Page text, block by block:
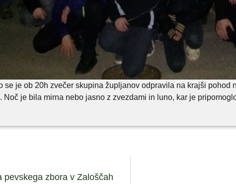
se je ob 20h zvečer skupina župljanov odpravila na krajši pohod
Noč je bila mirna nebo jasno z zvezdami in luno, kar je
pevskega zbora v Zaloščah